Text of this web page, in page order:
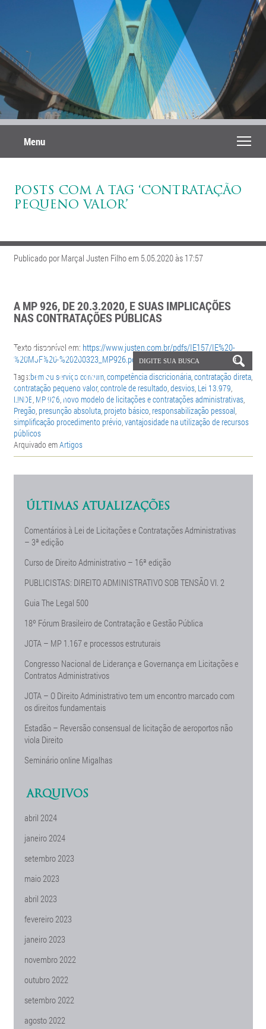
Menu
POSTS COM A TAG ‘CONTRATAÇÃO
PEQUENO VALOR’
Publicado por Marçal Justen Filho em 5.05.2020 às 17:57
A MP 926, DE 20.3.2020, E SUAS IMPLICAÇÕES
NAS CONTRATAÇÕES PÚBLICAS
Texto disponível em: https://www.justen.com.br/pdfs/IE157/IE%20-
%20MJF%20-%20200323_MP926.pdf
Tags:bem ou serviço comum,competência discricionária,contratação direta,
contratação pequeno valor,controle de resultado,desvios, Lei 13.979,
LINDB, MP 926, novo modelo de licitações e contratações administrativas,
Pregão, presunção absoluta, projeto básico, responsabilização pessoal,
simplificação procedimento prévio,vantajosidade na utilização de recursos
públicos
Arquivado emArtigos
ÚLTIMAS ATUALIZAÇÕES
Comentários à Lei de Licitações e Contratações Administrativas
– 3ª edição
Curso de Direito Administrativo – 16ª edição
PUBLICISTAS: DIREITO ADMINISTRATIVO SOB TENSÃO Vl. 2
Guia The Legal 500
18º Fórum Brasileiro de Contratação e Gestão Pública
JOTA – MP 1.167 e processos estruturais
Congresso Nacional de Liderança e Governança em Licitações e
Contratos Administrativos
JOTA – O Direito Administrativo tem um encontro marcado com
os direitos fundamentais
Estadão – Reversão consensual de licitação de aeroportos não
viola Direito
Seminário online Migalhas
ARQUIVOS
abril 2024
janeiro 2024
setembro 2023
maio 2023
abril 2023
fevereiro 2023
janeiro 2023
novembro 2022
outubro 2022
setembro 2022
agosto 2022